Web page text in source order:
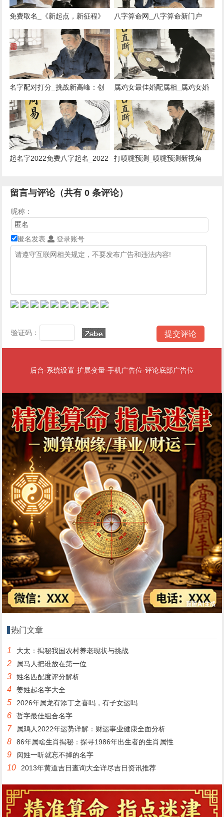
免费取名_《新起点，新征程》
《启航新篇》 《崭新篇章》
《未来启航》 《新征途》
八字算命网_八字算命新门户
名字配对打分_挑战新高峰：创
新未来
属鸡女最佳婚配属相_属鸡女婚
配秘籍
起名字2022免费八字起名_2022
打喷嚏预测_喷嚏预测新视角
留言与评论（共有0 条评论）
昵称：
匿名发表 登录账号
验证码：
后台-系统设置-扩展变量-手机广告位-评论底部广告位
热门文章
1 大太：揭秘我国农村养老现状与挑战
2 属马人把谁放在第一位
3 姓名匹配度评分解析
4 姜姓起名字大全
5 2026年属龙有添丁之喜吗，有子女运吗
6 哲字最佳组合名字
7 属鸡人2022年运势详解：财运事业健康全面分析
8 86年属啥生肖揭秘：探寻1986年出生者的生肖属性
9 闵姓一听就忘不掉的名字
10 2013年黄道吉日查询大全详尽吉日资讯推荐